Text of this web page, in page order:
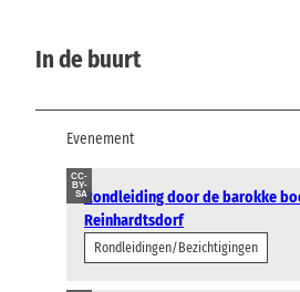
In de buurt
Evenement
CC-
BY-
SARondleiding door de barokke
Reinhardtsdorf
Rondleidingen/Bezichtigingen